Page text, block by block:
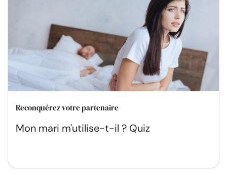
Reconquérez votre partenaire
Mon mari m'utilise-t-il ? Quiz